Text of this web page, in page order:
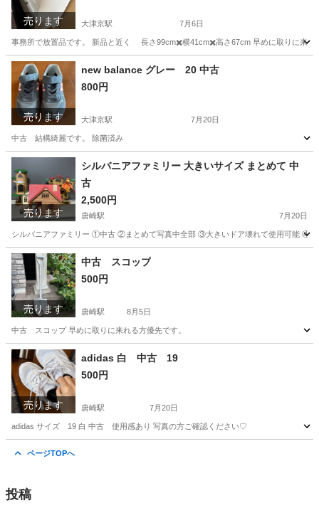
売ります 大津京駅 7月6日
事務所で放置品です。 新品と近く 長さ99cm✖️横41cm✖️高さ67cm 早めに取りに来れ
滋賀 大津市 収納家具
売ります
new balance グレー 20 中古
800円
大津京駅 7月20日
中古 結構綺麗です。 除菌済み
滋賀 大津市 大津京駅 new balance
売ります
シルバニアファミリー 大きいサイズ まとめて 中
古
2,500円
唐崎駅 7月20日
シルバニアファミリー ①中古 ②まとめて写真中全部 ③大きいドア壊れて使用可能 ④
滋賀 大津市 唐崎駅 おもちゃ
売ります
中古 スコップ
500円
唐崎駅 8月5日
中古 スコップ 早めに取りに来れる方優先です。
滋賀 大津市 その他
売ります
adidas 白 中古 19
500円
唐崎駅 7月20日
adidas サイズ 19 白 中古 使用感あり 写真の方ご確認ください♡
ページTOPへ
投稿